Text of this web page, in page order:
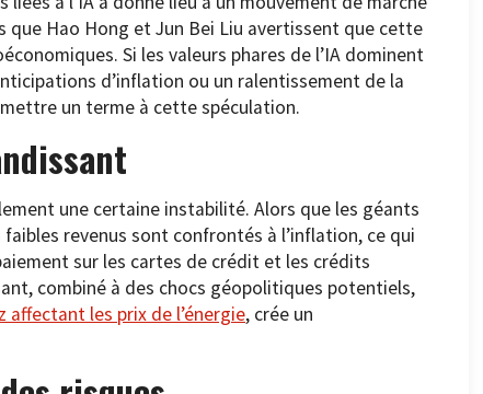
que Hao Hong et Jun Bei Liu avertissent que cette
Si les valeurs phares de l’IA dominent
d’inflation ou un ralentissement de la
un terme à cette spéculation.
une certaine instabilité. Alors que les géants
revenus sont confrontés à l’inflation, ce qui
sur les cartes de crédit et les crédits
combiné à des chocs géopolitiques potentiels,
les prix de l’énergie, crée un